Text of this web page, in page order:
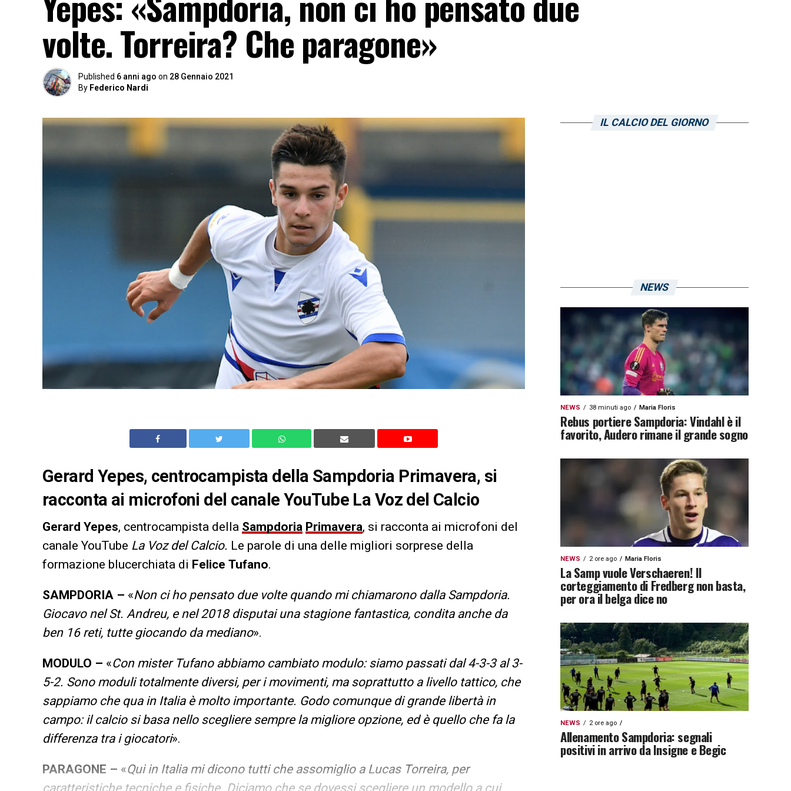
volte. Torreira? Che paragone»
Published 6 anni ago on 28 Gennaio 2021
By Federico Nardi
Gerard Yepes, centrocampista della Sampdoria Primavera, si
racconta ai microfoni del canale YouTube La Voz del Calcio
Gerard Yepes, centrocampista della Sampdoria Primavera, si racconta ai microfoni del
canale YouTube La Voz del Calcio. Le parole di una delle migliori sorprese della
formazione blucerchiata di Felice Tufano.
SAMPDORIA – «Non ci ho pensato due volte quando mi chiamarono dalla Sampdoria.
Giocavo nel St. Andreu, e nel 2018 disputai una stagione fantastica, condita anche da
ben 16 reti, tutte giocando da mediano».
MODULO – «Con mister Tufano abbiamo cambiato modulo: siamo passati dal 4-3-3 al 3-
5-2. Sono moduli totalmente diversi, per i movimenti, ma soprattutto a livello tattico, che
sappiamo che qua in Italia è molto importante. Godo comunque di grande libertà in
campo: il calcio si basa nello scegliere sempre la migliore opzione, ed è quello che fa la
differenza tra i giocatori».
PARAGONE – «Qui in Italia mi dicono tutti che assomiglio a Lucas Torreira, per
caratteristiche tecniche e fisiche. Diciamo che se dovessi scegliere un modello a cui
IL CALCIO DEL GIORNO
NEWS
NEWS 38 minuti ago Maria Floris
Rebus portiere Sampdoria: Vindahl è il
favorito, Audero rimane il grande sogno
NEWS 2 ore ago Maria Floris
La Samp vuole Verschaeren! Il
corteggiamento di Fredberg non basta,
per ora il belga dice no
NEWS 2 ore ago
Allenamento Sampdoria: segnali
positivi in arrivo da Insigne e Begic